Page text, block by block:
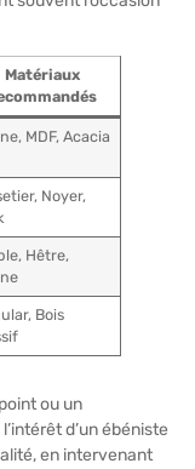
Matériaux
MDF, Acacia
Noyer,
Hêtre,
Bois
ou un
d’un ébéniste
en intervenant